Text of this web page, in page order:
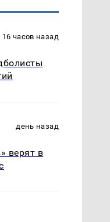
16 часов назад
день назад
верят в